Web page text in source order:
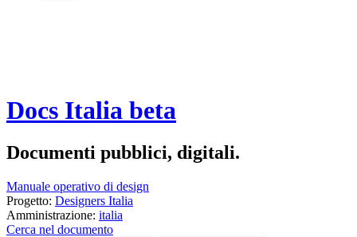
Docs Italia beta
Documenti pubblici, digitali.
Manuale operativo di design
Progetto: Designers Italia
Amministrazione: italia
Cerca nel documento